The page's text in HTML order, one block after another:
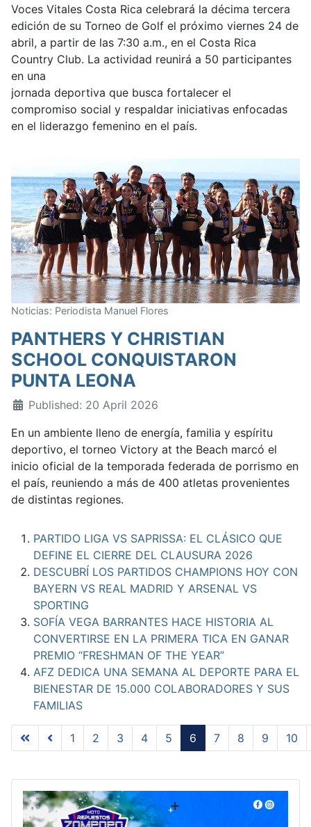
Voces Vitales Costa Rica celebrará la décima tercera
edición de su Torneo de Golf el próximo viernes 24 de
abril, a partir de las 7:30 a.m., en el Costa Rica
Country Club. La actividad reunirá a 50 participantes
en una
jornada deportiva que busca fortalecer el
compromiso social y respaldar iniciativas enfocadas
en el liderazgo femenino en el país.
Noticias: Periodista Manuel Flores
PANTHERS Y CHRISTIAN
SCHOOL CONQUISTARON
PUNTA LEONA
Published: 20 April 2026
En un ambiente lleno de energía, familia y espíritu
deportivo, el torneo Victory at the Beach marcó el
inicio oficial de la temporada federada de porrismo en
el país, reuniendo a más de 400 atletas provenientes
de distintas regiones.
PARTIDO LIGA VS SAPRISSA: EL CLÁSICO QUE
DEFINE EL CIERRE DEL CLAUSURA 2026
DESCUBRÍ LOS PARTIDOS CHAMPIONS HOY CON
BAYERN VS REAL MADRID Y ARSENAL VS
SPORTING
SOFÍA VEGA BARRANTES HACE HISTORIA AL
CONVERTIRSE EN LA PRIMERA TICA EN GANAR
PREMIO “FRESHMAN OF THE YEAR”
AFZ DEDICA UNA SEMANA AL DEPORTE PARA EL
BIENESTAR DE 15.000 COLABORADORES Y SUS
FAMILIAS
Page 6 of 23
1 2 3 4 5 6 7 8 9 10